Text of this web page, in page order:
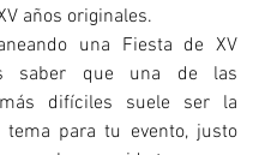
años originales.
una Fiesta de XV
saber que una de las
difíciles suele ser la
tema para tu evento, justo